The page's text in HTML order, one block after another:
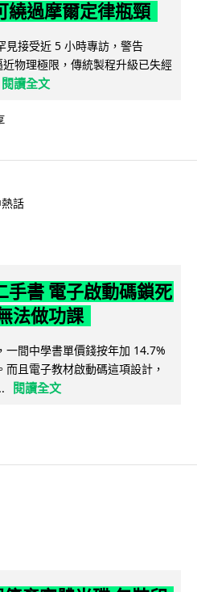
繞過摩爾定律瓶頸
見接受近 5 小時專訪，警告
物理極限，傳統製程升級已失經
閱讀全文
話
手書 電子啟動碼鎖死
法做功課
一間中學書單價錢按年加 14.7%
且電子教材啟動碼這項設計，
閱讀全文